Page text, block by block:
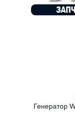
Генератор